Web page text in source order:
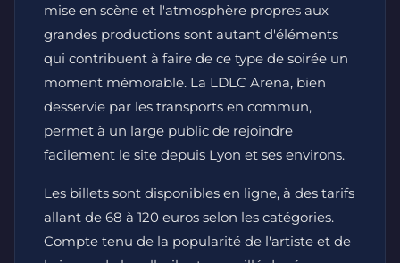
mise en scène et l'atmosphère propres aux
grandes productions sont autant d'éléments
qui contribuent à faire de ce type de soirée un
moment mémorable. La LDLC Arena, bien
desservie par les transports en commun,
permet à un large public de rejoindre
facilement le site depuis Lyon et ses environs.
Les billets sont disponibles en ligne, à des tarifs
allant de 68 à 120 euros selon les catégories.
Compte tenu de la popularité de l'artiste et de